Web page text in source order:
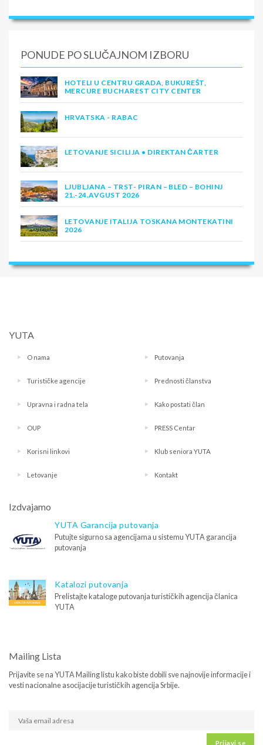
PONUDE PO SLUČAJNOM IZBORU
HOTELI U CENTRU GRADA, BUKUREŠT,
MERCURE BUCHAREST CITY CENTER
HRVATSKA - RABAC
LETOVANJE SICILIJA • DIREKTAN ČARTER
LJUBLJANA – TRST- PIRAN – BLED – BOHINJ
21.-24.AVGUST 2026
LETOVANJE ITALIJA TOSKANA MONTEKATINI
2026
YUTA
O nama Putovanja
Turističke agencije Prednosti članstva
Upravna i radna tela Kako postati član
OUP PRESS Centar
Korisni linkovi Klub seniora YUTA
Letovanje Kontakt
Izdvajamo
YUTA Garancija putovanja
Putujte sigurno sa agencijama u sistemu YUTA garancija
putovanja
Katalozi putovanja
Prelistajte kataloge putovanja turističkih agencija članica
YUTA
Mailing Lista
Prijavite se na YUTA Mailing listu kako biste dobili sve najnovije informacije i
vesti nacionalne asocijacije turističkih agencija Srbije.
Prijavi se